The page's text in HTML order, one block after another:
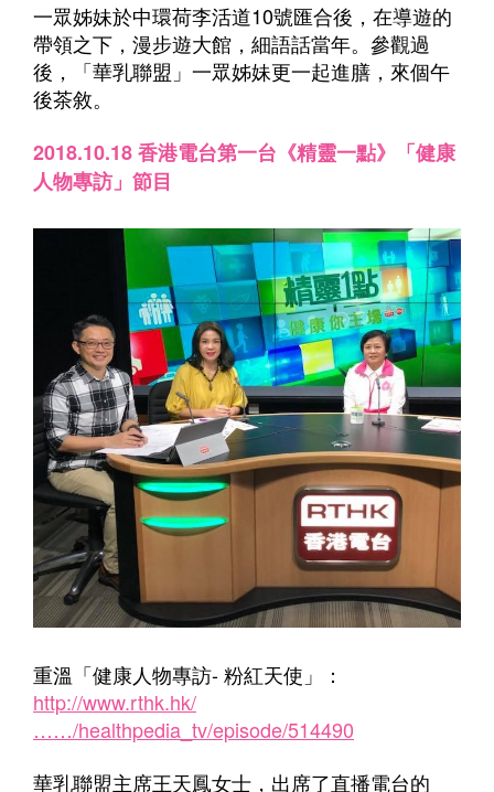
一眾姊妹於中環荷李活道10號匯合後，在導遊的
帶領之下，漫步遊大館，細語話當年。參觀過
後，「華乳聯盟」一眾姊妹更一起進膳，來個午
後茶敘。
2018.10.18 香港電台第一台《精靈一點》「健康
人物專訪」節目
重溫「健康人物專訪- 粉紅天使」：
http://www.rthk.hk/
……/healthpedia_tv/episode/514490
華乳聯盟主席王天鳳女士，出席了直播電台的